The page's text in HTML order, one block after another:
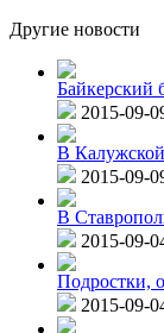
Другие новости
Байкерский
2015-09-
В Калужской
2015-09-
В
2015-09-
Подростки,
2015-09-